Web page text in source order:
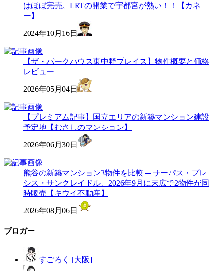
はほぼ完売。LRTの開業で宇都宮が熱い！！【カネ
ー】
2024年10月16日
【ザ・パークハウス東中野プレイス】物件概要と価格
レビュー
2026年05月04日
【プレミアム記事】国立エリアの新築マンション建設
予定地【むさしのマンション】
2026年06月30日
熊谷の新築マンション3物件を比較 ─ サーパス・プレ
シス・サンクレイドル、2026年9月に末広で2物件が同
時販売【キウイ不動産】
2026年08月06日
ブロガー
すごろく [大阪]